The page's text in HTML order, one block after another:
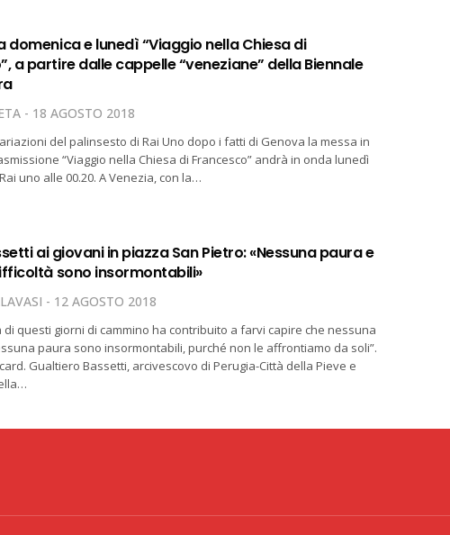
domenica e lunedì “Viaggio nella Chiesa di
a partire dalle cappelle “veneziane” della Biennale
18 AGOSTO 2018
del palinsesto di Rai Uno dopo i fatti di Genova la messa in
“Viaggio nella Chiesa di Francesco” andrà in onda lunedì
uno alle 00.20. A Venezia, con la…
ai giovani in piazza San Pietro: «Nessuna paura e
sono insormontabili»
12 AGOSTO 2018
di questi giorni di cammino ha contribuito a farvi capire che nessuna
paura sono insormontabili, purché non le affrontiamo da soli”.
Gualtiero Bassetti, arcivescovo di Perugia-Città della Pieve e